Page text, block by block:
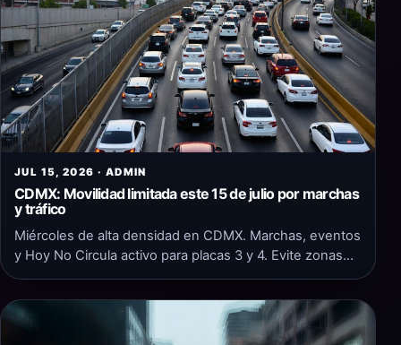
JUL 15, 2026 · ADMIN
CDMX: Movilidad limitada este 15 de julio por marchas
y tráfico
Miércoles de alta densidad en CDMX. Marchas, eventos
y Hoy No Circula activo para placas 3 y 4. Evite zonas…